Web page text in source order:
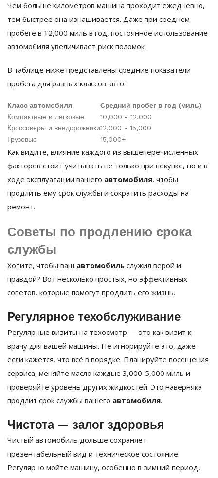
Чем больше километров машина проходит ежедневно,
тем быстрее она изнашивается. Даже при среднем
пробеге в 12,000 миль в год, постоянное использование
автомобиля увеличивает риск поломок.
В таблице ниже представлены средние показатели
пробега для разных классов авто:
Класс автомобиля
Средний пробег в год (миль)
Компактные и легковые
10,000 - 12,000
Кроссоверы и внедорожники12,000 - 15,000
Грузовые
15,000+
Как видите, влияние каждого из вышеперечисленных
факторов стоит учитывать не только при покупке, но и в
ходе эксплуатации вашего автомобиля, чтобы
продлить ему срок службы и сократить расходы на
ремонт.
Советы по продлению срока
службы
Хотите, чтобы ваш автомобиль служил верой и
правдой? Вот несколько простых, но эффективных
советов, которые помогут продлить его жизнь.
Регулярное техобслуживание
Регулярные визиты на техосмотр — это как визит к
врачу для вашей машины. Не игнорируйте это, даже
если кажется, что всё в порядке. Планируйте посещения
сервиса, меняйте масло каждые 3,000-5,000 миль и
проверяйте уровень других жидкостей. Это наверняка
продлит срок службы вашего автомобиля.
Чистота — залог здоровья
Чистый автомобиль дольше сохраняет
презентабельный вид и техническое состояние.
Регулярно мойте машину, особенно в зимний период,